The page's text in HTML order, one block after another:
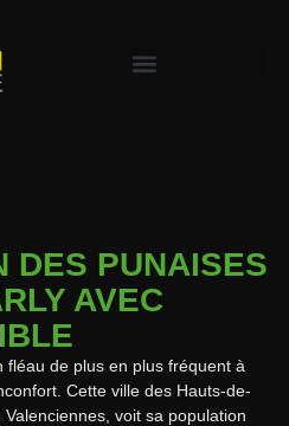
DES PUNAISES
AVEC
fléau de plus en plus fréquent à
Cette ville des Hauts-de-
voit sa population